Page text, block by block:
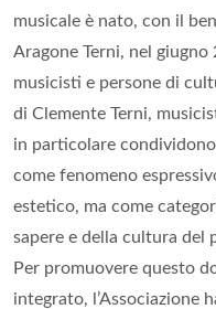
musicale è nato, con il
Aragone Terni, nel
musicisti e persone di
di Clemente Terni,
in particolare
come fenomeno
estetico, ma come
sapere e della cultura del
Per promuovere questo
integrato, l’Associazione